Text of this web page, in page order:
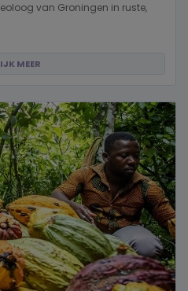
van Groningen in ruste,
MEER